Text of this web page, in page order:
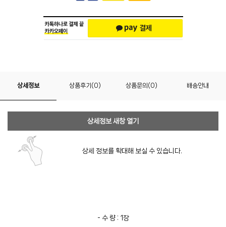
상세정보 상품후기(0) 상품문의(0) 배송안내
상세정보 새창 열기
상세 정보를 확대해 보실 수 있습니다.
- 수 량 : 1장